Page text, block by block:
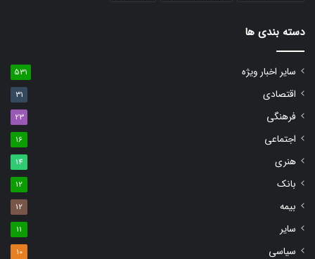
دسته بندی ها
سایر اخبار ویژه 531
اقتصادی 31
فرهنگی 23
اجتماعی 16
هنری 14
بانک 12
بیمه 12
سایر 11
سیاسی 10